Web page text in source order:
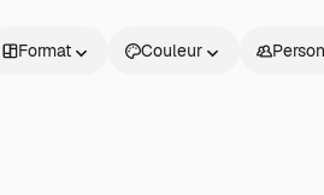
Format Couleur